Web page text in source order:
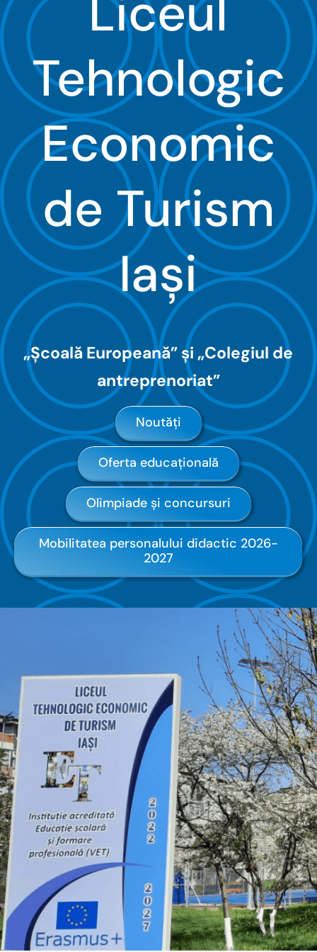
Organizare
Proiecte
Elevi
Despre noi
Contact
Liceul
Tehnologic
Economic
de Turism
Iaşi
„Școală Europeană” și „Colegiul de
antreprenoriat”
Noutăți
Oferta educațională
Olimpiade și concursuri
Mobilitatea personalului didactic 2026-
2027